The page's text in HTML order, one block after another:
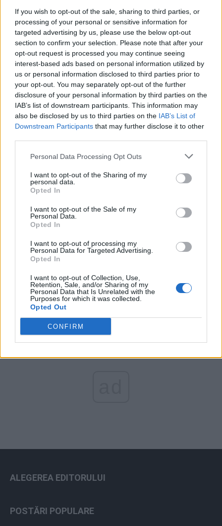
If you wish to opt-out of the sale, sharing to third parties, or
processing of your personal or sensitive information for
targeted advertising by us, please use the below opt-out
section to confirm your selection. Please note that after your
opt-out request is processed you may continue seeing
interest-based ads based on personal information utilized by
us or personal information disclosed to third parties prior to
your opt-out. You may separately opt-out of the further
disclosure of your personal information by third parties on the
IAB’s list of downstream participants. This information may
also be disclosed by us to third parties on the IAB’s List of
Downstream Participants that may further disclose it to other
Personal Data Processing Opt Outs
I want to opt-out of the Sharing of my
personal data.
Opted In
I want to opt-out of the Sale of my
Personal Data.
Opted In
I want to opt-out of processing my
Personal Data for Targeted Advertising.
Opted In
I want to opt-out of Collection, Use,
Retention, Sale, and/or Sharing of my
Personal Data that Is Unrelated with the
Purposes for which it was collected.
Opted Out
CONFIRM
PNȚMM
REPER
SOS (Șoșoacă)
POT (Gavrilă)
PACE (Peia)
Acțiunea Conservatoare (Târziu)
PDF (Lazarus)
PUSL (D. Voiculescu)
PNȚCD (Pavelescu)
PNCR (Terheș)
Partidul Patrioților (Surugiu)
FAR (Coarnă)
Altul
Arată rezultatele
Arhiva sondajelor
ALEGEREA EDITORULUI
POSTĂRI POPULARE